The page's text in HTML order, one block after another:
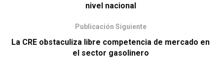
nivel nacional
Publicación Siguiente
La CRE obstaculiza libre competencia de mercado en
el sector gasolinero